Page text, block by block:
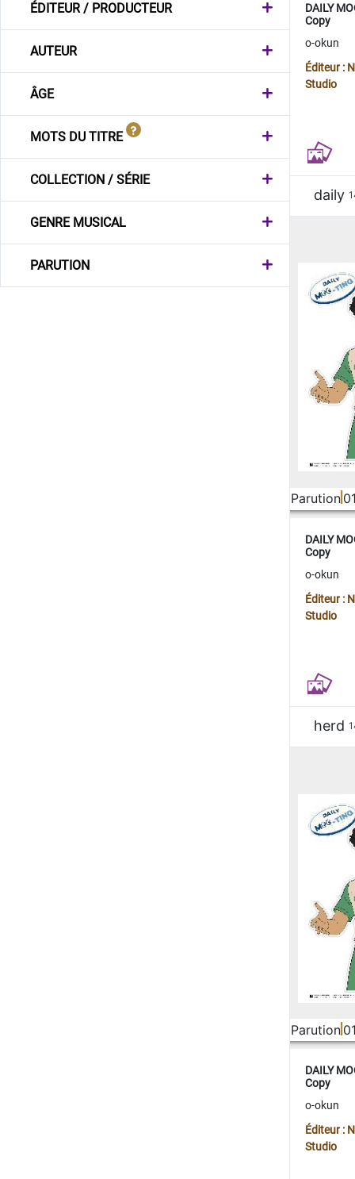
ÉDITEUR / PRODUCTEUR
AUTEUR
ÂGE
MOTS DU TITRE
COLLECTION / SÉRIE
GENRE MUSICAL
PARUTION
DAILY
Copy
o-okun
Éditeur :
Studio
daily
Parution
DAILY
Copy
o-okun
Éditeur :
Studio
herd
Parution
DAILY
Copy
o-okun
Éditeur :
Studio